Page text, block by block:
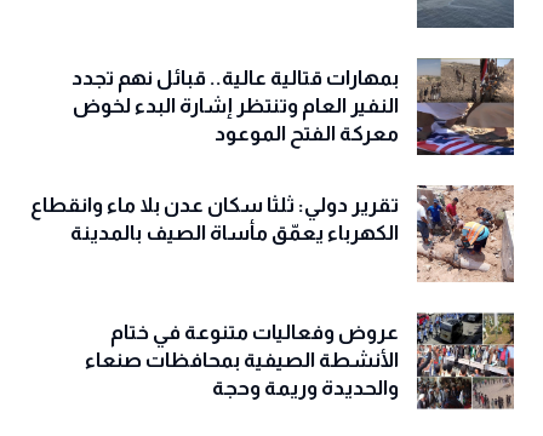
بمهارات قتالية عالية.. قبائل نهم تجدد
النفير العام وتنتظر إشارة البدء لخوض
معركة الفتح الموعود
تقرير دولي: ثلثا سكان عدن بلا ماء وانقطاع
الكهرباء يعمّق مأساة الصيف بالمدينة
عروض وفعاليات متنوعة في ختام
الأنشطة الصيفية بمحافظات صنعاء
والحديدة وريمة وحجة